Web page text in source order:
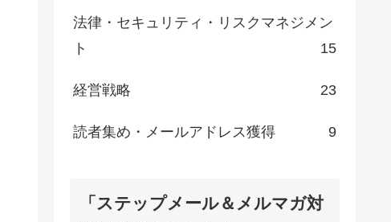
法律・セキュリティ・リスクマネジメン
ト
15
経営戦略 23
読者集め・メールアドレス獲得 9
「ステップメール＆メルマガ対